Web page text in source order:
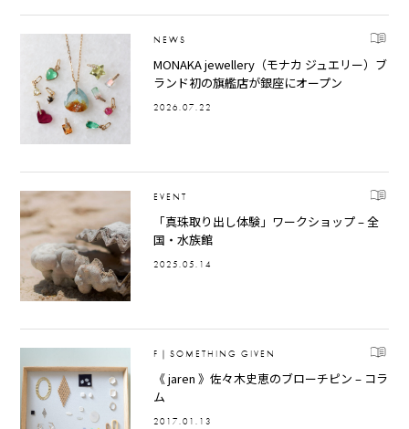
NEWS
MONAKA jewellery（モナカ ジュエリー）ブ
ランド初の旗艦店が銀座にオープン
2026.07.22
EVENT
「真珠取り出し体験」ワークショップ – 全
国・水族館
2025.05.14
F｜SOMETHING GIVEN
《 jaren 》佐々木史恵のブローチピン – コラ
ム
2017.01.13